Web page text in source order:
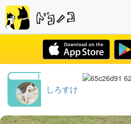
しろすけ